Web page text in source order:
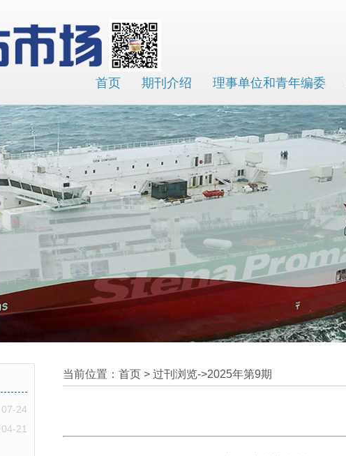
首页 期刊介绍 理事单位和青年编委
07-24
04-21
当前位置：首页 > 过刊浏览->2025年第9期